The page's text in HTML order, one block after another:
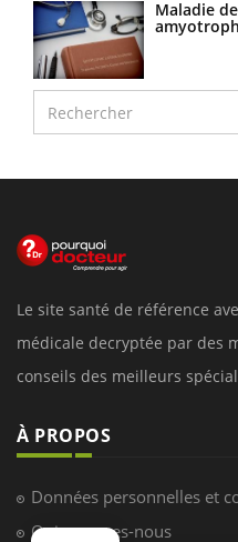
Maladie
Le site santé de référence
médicale decryptée par des
conseils des meilleurs
À PROPOS
Données personnelles et
Qui sommes-nous